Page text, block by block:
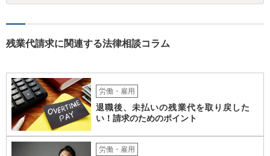
者が、倒産について裁判所への申立て等（法律上の倒産の場合）又は
合、そもそも、労働基準監督署長の認定を要するため、申請•認定に相
働基準監督署へ申告なされているとのことですが、労働基準監督署が
行うのは、原則として、会社への指導や是正勧告のため、未払い賃金
の支払いを会社に強制する措置までは行うことができないという実情
があります。 そのため、退職の意思を既に会社に表明しているのであ
れば、未払賃金の支払を求める労働審判や労働訴訟などの方法に切り
替えることを検討された方が適切なように思います（とろうとされて
いる主題と会社の実態とがマッチしていないように思われます）。 一
残業代請求に関連する法律相談コラム
労働・雇用
退職後、未払いの残業代を取り戻した
い！請求のためのポイント
労働・雇用